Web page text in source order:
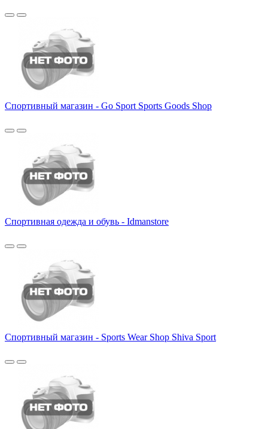
Спортивный магазин - Go Sport Sports Goods Shop
Спортивная одежда и обувь - Idmanstore
Спортивный магазин - Sports Wear Shop Shiva Sport